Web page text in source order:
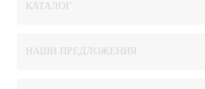
КАТАЛОГ
НАШИ ПРЕДЛОЖЕНИЯ